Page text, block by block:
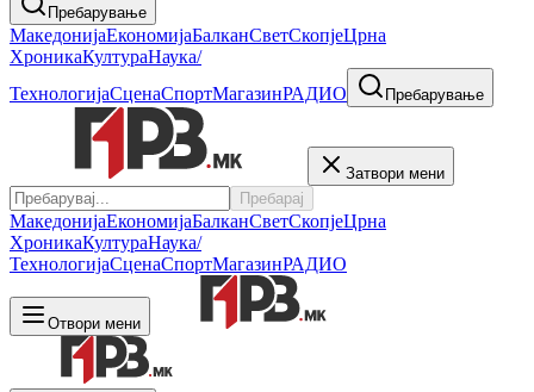
Пребарување
МакедонијаЕкономијаБалканСветСкопјеЦрна
ХроникаКултураНаука/
ТехнологијаСценаСпортМагазинРАДИО Пребарување
Затвори мени
Пребарај
МакедонијаЕкономијаБалканСветСкопјеЦрна
ХроникаКултураНаука/
ТехнологијаСценаСпортМагазинРАДИО
Отвори мени